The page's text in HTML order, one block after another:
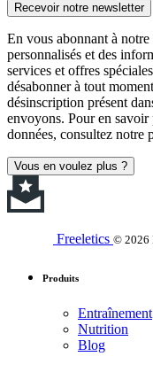
Recevoir notre newsletter
En vous abonnant à
personnalisés et des
services et offres
désabonner à tout
désinscription présent
envoyons. Pour en savoir
données, consultez notre
Vous en voulez plus ?
Freeletics © 2026
Produits
Entraînement
Nutrition
Blog